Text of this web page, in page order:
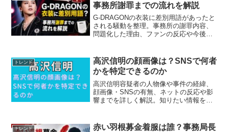
事務所謝罪までの流れを解説
G-DRAGONの衣装に差別用語があったと
される騒動を整理。事務所の謝罪内容、
問題化した理由、ファンの反応や今後の
トレンド
高沢信明の顔画像は？SNSで何者
かを特定できるのか
高沢信明容疑者の人物像や事件の経緯、
顔画像・SNSの有無、ネットの反応や影
響までを詳しく解説。知りたい情報をわ
トレンド
赤い羽根募金着服は誰？事務局長